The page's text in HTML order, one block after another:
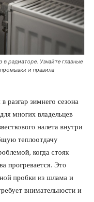
в радиаторе. Узнайте главные
и правила
разгар зимнего сезона
многих владельцев
налета внутри
теплоотдачу
когда стояк
прогревается. Это
пробки из шлама и
внимательности и